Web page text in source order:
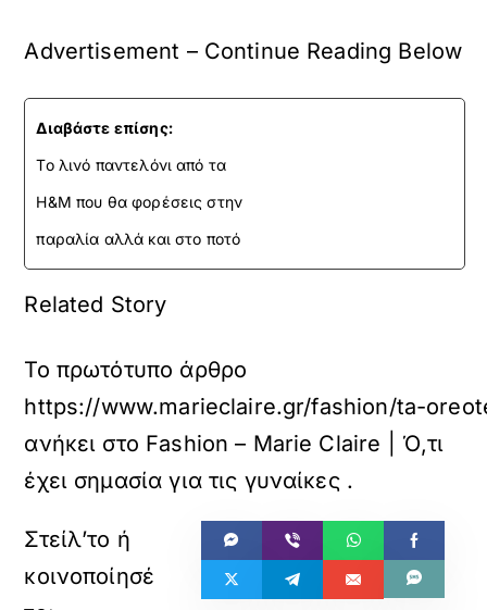
Advertisement – Continue Reading Below
Διαβάστε επίσης:
Το λινό παντελόνι από τα
H&M που θα φορέσεις στην
παραλία αλλά και στο ποτό
Related Story
Το πρωτότυπο άρθρο
https://www.marieclaire.gr/fashion/ta-
ανήκει στο Fashion – Marie Claire | Ό,τι
έχει σημασία για τις γυναίκες.